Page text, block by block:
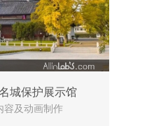
城保护展示馆
容及动画制作